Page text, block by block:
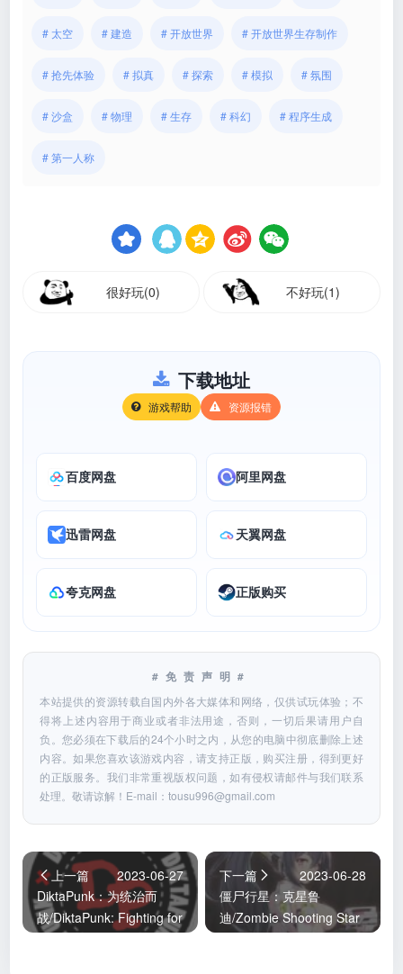
# 太空 # 建造 # 开放世界 # 开放世界生存制作
# 抢先体验 # 拟真 # 探索 # 模拟 # 氛围
# 沙盒 # 物理 # 生存 # 科幻 # 程序生成
# 第一人称
很好玩(0) 不好玩(1)
下载地址
游戏帮助 资源报错
百度网盘 阿里网盘
迅雷网盘 天翼网盘
夸克网盘 正版购买
#免责声明#
本站提供的资源转载自国内外各大媒体和网络，仅供试玩体验；不
得将上述内容用于商业或者非法用途，否则，一切后果请用户自
负。您必须在下载后的24个小时之内，从您的电脑中彻底删除上述
内容。如果您喜欢该游戏内容，请支持正版，购买注册，得到更好
的正版服务。我们非常重视版权问题，如有侵权请邮件与我们联系
处理。敬请谅解！E-mail：tousu996@gmail.com
上一篇
2023-06-27
DiktaPunk：为统治而
战/DiktaPunk: Fighting for
Dominance
下一篇
2023-06-28
僵尸行星：克星鲁
迪/Zombie Shooting Star